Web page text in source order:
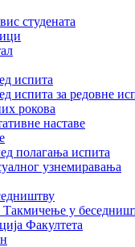
студената
испита
испита за редовне
рокова
наставе
полагања испита
узнемиравања
у
Факултета